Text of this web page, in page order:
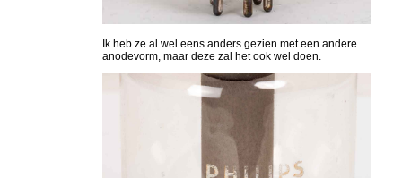
Ik heb ze al wel eens anders gezien met een andere
anodevorm, maar deze zal het ook wel doen.